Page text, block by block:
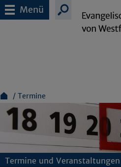
Menü
Termine
Termine und Veranstaltungen